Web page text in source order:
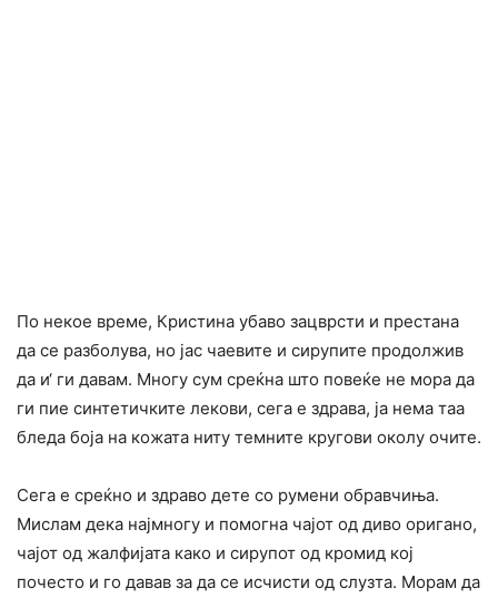
По некое време, Кристина убаво зацврсти и престана
да се разболува, но јас чаевите и сирупите продолжив
да и‘ ги давам. Многу сум среќна што повеќе не мора да
ги пие синтетичките лекови, сега е здрава, ја нема таа
бледа боја на кожата ниту темните кругови околу очите.
Сега е среќно и здраво дете со румени обравчиња.
Мислам дека најмногу и помогна чајот од диво оригано,
чајот од жалфијата како и сирупот од кромид кој
почесто и го давав за да се исчисти од слузта. Морам да